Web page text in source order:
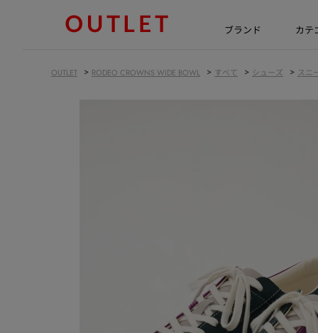
ブランド カテ
OUTLET > RODEO CROWNS WIDE BOWL > すべて > シューズ > スニ